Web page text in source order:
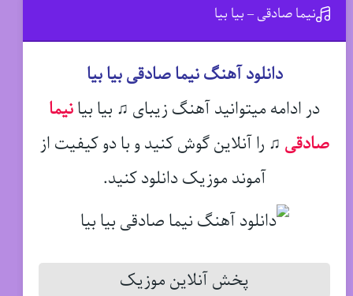
نیما صادقی – بیا بیا
دانلود آهنگ نیما صادقی بیا بیا
در ادامه میتوانید آهنگ زیبای ♫ بیا بیانیما
صادقی ♫ را آنلاین گوش کنید و با دو کیفیت از
آموند موزیک دانلود کنید.
پخش آنلاین موزیک